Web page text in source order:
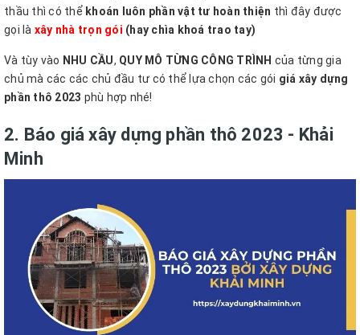
thầu thì có thể khoán luôn phần vật tư hoàn thiện thì đây được
gọi là xây nhà trọn gói (hay chìa khoá trao tay)
Và tùy vào NHU CẦU, QUY MÔ TỪNG CÔNG TRÌNH của từng gia
chủ mà các các chủ đầu tư có thể lựa chọn các gói giá xây dựng
phần thô 2023 phù hợp nhé!
2. Báo giá xây dựng phần thô 2023 - Khải
Minh